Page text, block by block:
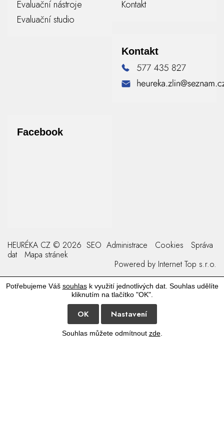
Evaluační nástroje
Evaluační studio
Kontakt
Kontakt
Facebook
HEURÉKA CZ © 2026 SEO Administrace Cookies
Správa
dat
Mapa stránek
Powered by Internet Top s.r.o.
Potřebujeme Váš souhlask využití jednotlivých dat. Souhlas udělíte
kliknutím na tlačítko "OK".
OK Nastavení
Souhlas můžete odmítnout zde.